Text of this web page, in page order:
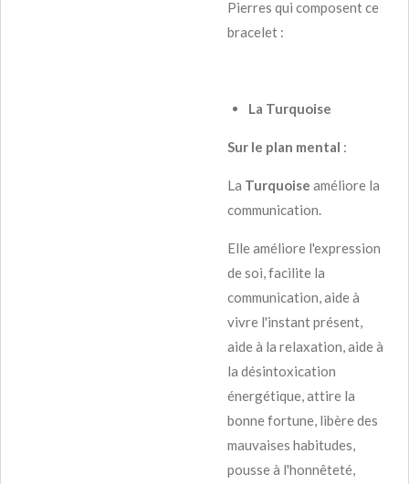
Pierres qui composent ce
bracelet :
La Turquoise
Sur le plan mental :
La Turquoise améliore la
communication.
Elle améliore l'expression
de soi, facilite la
communication, aide à
vivre l'instant présent,
aide à la relaxation, aide à
la désintoxication
énergétique, attire la
bonne fortune, libère des
mauvaises habitudes,
pousse à l'honnêteté,